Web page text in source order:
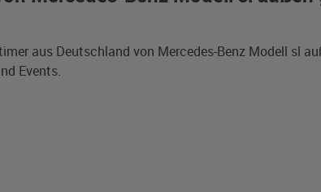
aus Deutschland von Mercedes-Benz Modell sl
Events.